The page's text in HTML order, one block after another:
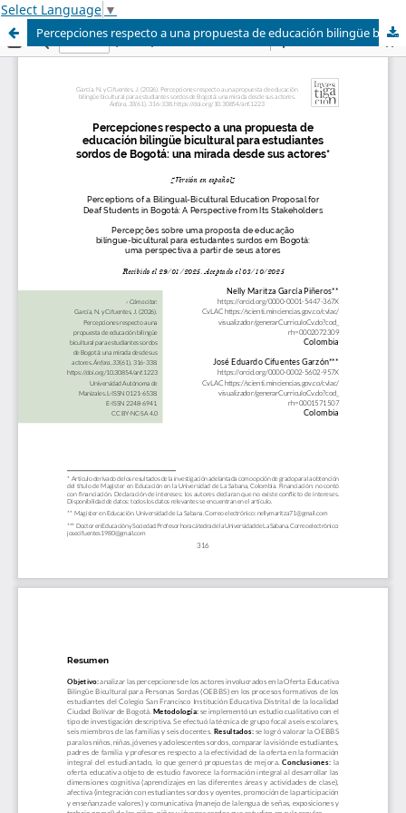
Select Language ▼
Percepciones respecto a una propuesta de educación bilingüe bicultural para estudiantes sordos de Bogotá: una mirada desde sus actores